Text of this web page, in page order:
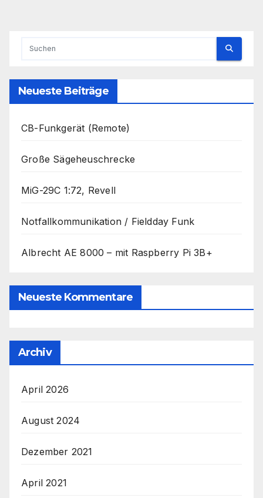
Neueste Beiträge
CB-Funkgerät (Remote)
Große Sägeheuschrecke
MiG-29C 1:72, Revell
Notfallkommunikation / Fieldday Funk
Albrecht AE 8000 – mit Raspberry Pi 3B+
Neueste Kommentare
Archiv
April 2026
August 2024
Dezember 2021
April 2021